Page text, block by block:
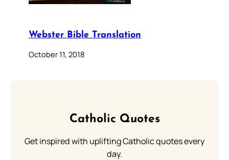
Webster Bible Translation
October 11, 2018
Catholic Quotes
Get inspired with uplifting Catholic quotes every
day.